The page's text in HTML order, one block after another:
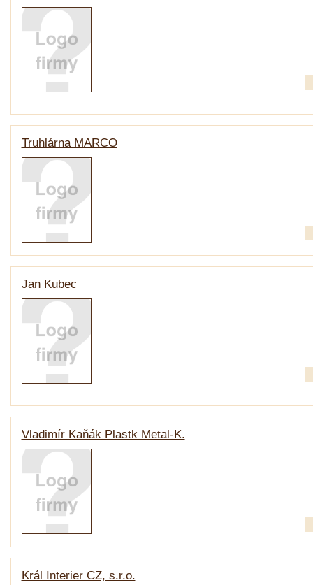
Truhlárna MARCO
Jan Kubec
Vladimír Kaňák Plastk Metal-K.
Král Interier CZ, s.r.o.